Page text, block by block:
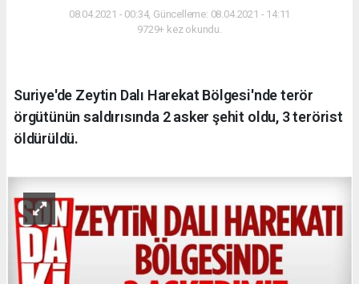
08.04.2021 - 00:34, Güncelleme: 08.04.2021 - 14:11
9729+ kez okundu.
Suriye'de Zeytin Dalı Harekat Bölgesi'nde terör
örgütünün saldırısında 2 asker şehit oldu, 3 terörist
öldürüldü.